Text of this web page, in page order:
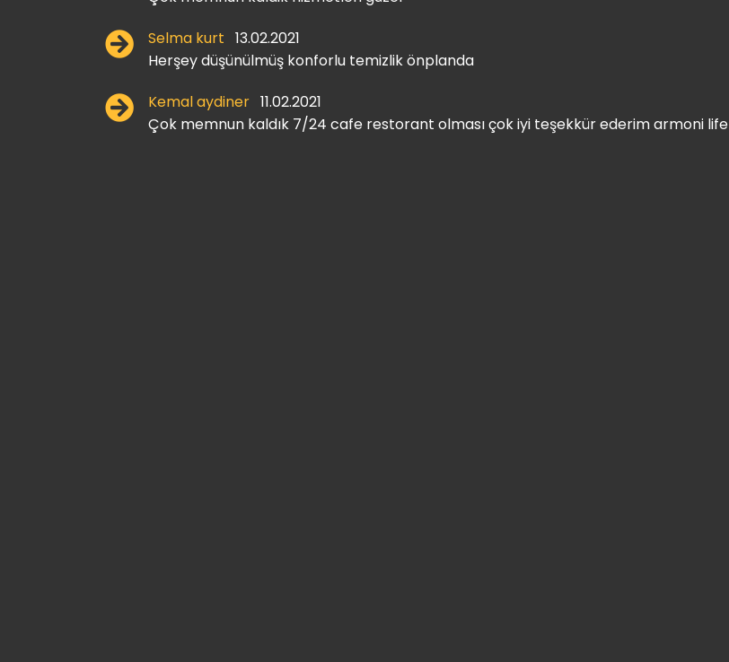
Selma kurt 13.02.2021
Herşey düşünülmüş konforlu temizlik önplanda
Kemal aydiner 11.02.2021
Çok memnun kaldık 7/24 cafe restorant olması çok iyi teşekkür ederim armoni life